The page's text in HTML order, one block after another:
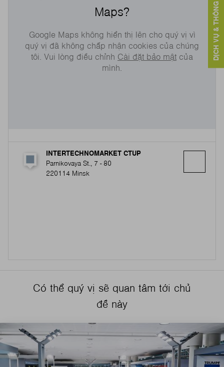
Maps?
Google Maps không hiển thị lên cho quý vị vì
quý vị đã không chấp nhận cookies của chúng
tôi. Vui lòng điều chỉnh Cài đặt bảo mật của
mình.
INTERTECHNOMARKET CTUP
Parnikovaya St., 7 - 80
220114 Minsk
Có thể quý vị sẽ quan tâm tới chủ
đề này